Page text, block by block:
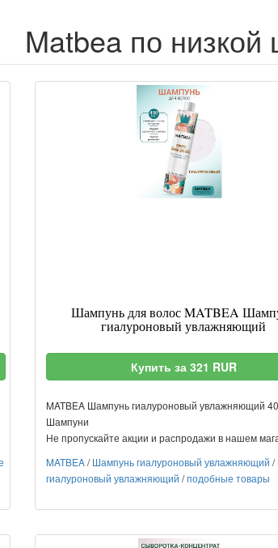
Matbea по низкой
Шампунь для волос MATBEA
гиалуроновый увлажняющий
Купить за 321 RUR
MATBEA Шампунь гиалуроновый увлажняющий
Шампуни
Не пропускайте акции и распродажи в нашем
MATBEA/Шампунь гиалуроновый увлажняющий /
гиалуроновый увлажняющий /подобные товары